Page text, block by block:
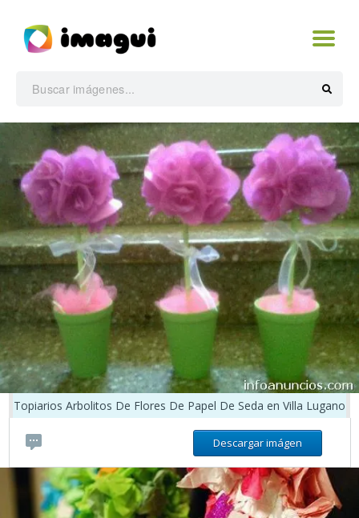
Topiarios Arbolitos De Flores De Papel De Seda en Villa Lugano
Descargar imágen